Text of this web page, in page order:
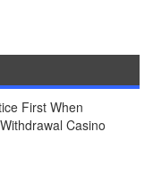
First When
Casino